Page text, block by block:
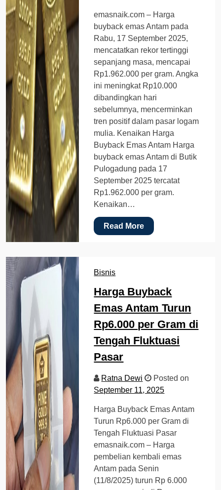
emasnaik.com – Harga
buyback emas Antam pada
Rabu, 17 September 2025,
mencatatkan rekor tertinggi
sepanjang masa, mencapai
Rp1.962.000 per gram. Angka
ini meningkat Rp10.000
dibandingkan hari
sebelumnya, mencerminkan
tren positif dalam pasar logam
mulia. Kenaikan Harga
Buyback Emas Antam Harga
buyback emas Antam di Butik
Pulogadung pada 17
September 2025 tercatat
Rp1.962.000 per gram.
Kenaikan…
Read More
Bisnis
Harga Buyback
Emas Antam Turun
Rp6.000 per Gram di
Tengah Fluktuasi
Pasar
Ratna Dewi
Posted on
September 11, 2025
Harga Buyback Emas Antam
Turun Rp6.000 per Gram di
Tengah Fluktuasi Pasar
emasnaik.com – Harga
pembelian kembali emas
Antam pada Senin
(11/8/2025) turun Rp 6.000